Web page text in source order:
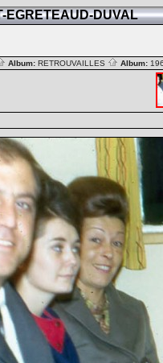
EGRETEAUD-DUVAL
Album: RETROUVAILLES Album: